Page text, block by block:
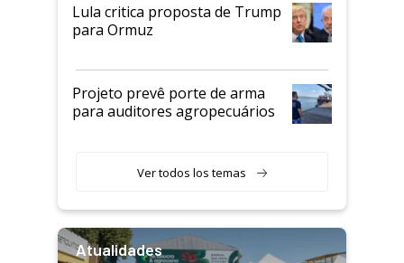
Lula critica proposta de Trump
para Ormuz
Projeto prevê porte de arma
para auditores agropecuários
Ver todos los temas
Atualidades